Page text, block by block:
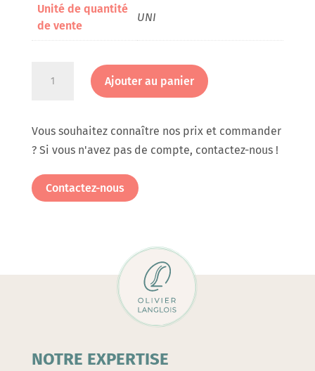
Unité de quantité
de vente
UNI
ronde
Déca
Solvant
en
Ajouter au panier
Vous souhaitez connaître nos prix et commander
? Si vous n'avez pas de compte, contactez-nous !
Contactez-nous
NOTRE EXPERTISE